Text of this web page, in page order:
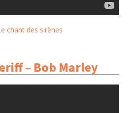
chant des sirènes
– Bob Marley